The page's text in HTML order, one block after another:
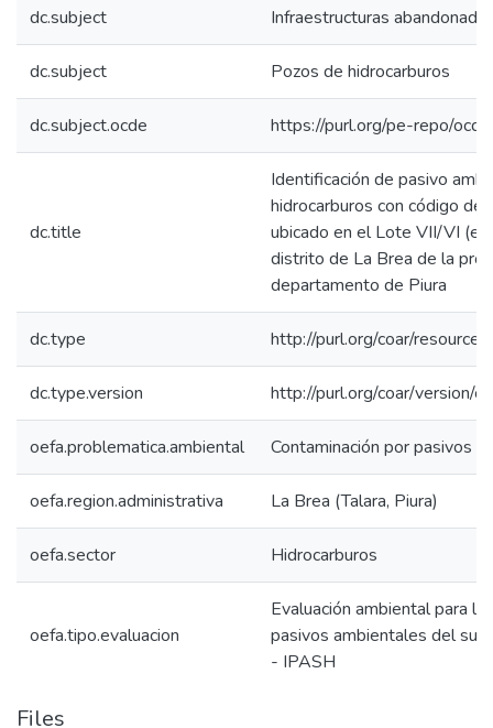
dc.subject Infraestructuras
dc.subject Pozos de hidrocarburos
dc.subject.ocde https://purl.org/pe-repo/
dc.title
Identificación de pasivo
hidrocarburos con código de
ubicado en el Lote VII/VI
distrito de La Brea de la
departamento de Piura
dc.type http://purl.org/coar/
dc.type.version http://purl.org/coar/version/
oefa.problematica.ambiental Contaminación por pasivos
oefa.region.administrativa La Brea (Talara, Piura)
oefa.sector Hidrocarburos
oefa.tipo.evaluacion
Evaluación ambiental para
pasivos ambientales del
- IPASH
Files